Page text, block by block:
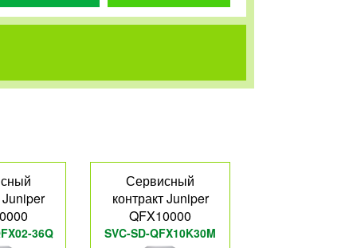
Juniper
36Q
Сервисный
контракт Juniper
QFX10000
SVC-SD-QFX10K30M